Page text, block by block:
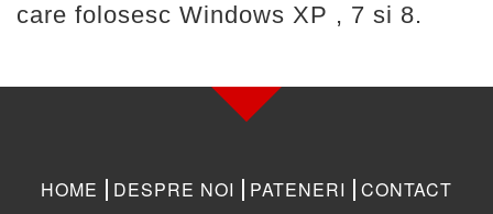
care folosesc Windows XP , 7 si 8.
HOME DESPRE NOI PATENERI CONTACT